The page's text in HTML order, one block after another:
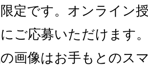
定です。オンライン
にご応募いただけます
画像はお手もとのス